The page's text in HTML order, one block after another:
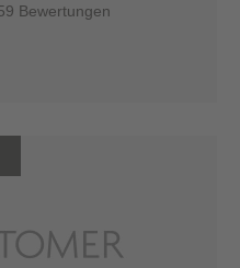
Bewertungen